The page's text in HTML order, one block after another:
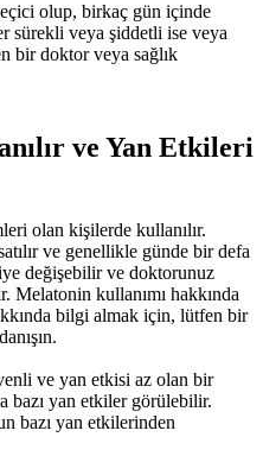
olup, birkaç gün içinde
sürekli veya şiddetli ise veya
bir doktor veya sağlık
ve Yan Etkileri
olan kişilerde kullanılır.
ve genellikle günde bir defa
değişebilir ve doktorunuz
Melatonin kullanımı hakkında
bilgi almak için, lütfen bir
ve yan etkisi az olan bir
bazı yan etkiler görülebilir.
bazı yan etkilerinden